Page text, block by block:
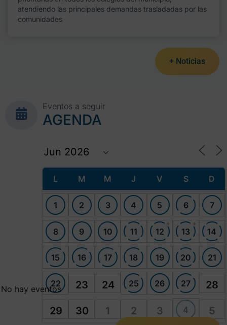
atendiendo las principales demandas trasladadas por las
comunidades
+ Noticias
Eventos a seguir
AGENDA
L M M J V S D
1 2 3 4 5 6 7
8 9 10 11 12
+
13
+
14
15 16 17 18 19 20 21
22 23 24 25 26 27 28
29 30 1 2 3 4 5
No hay eventos